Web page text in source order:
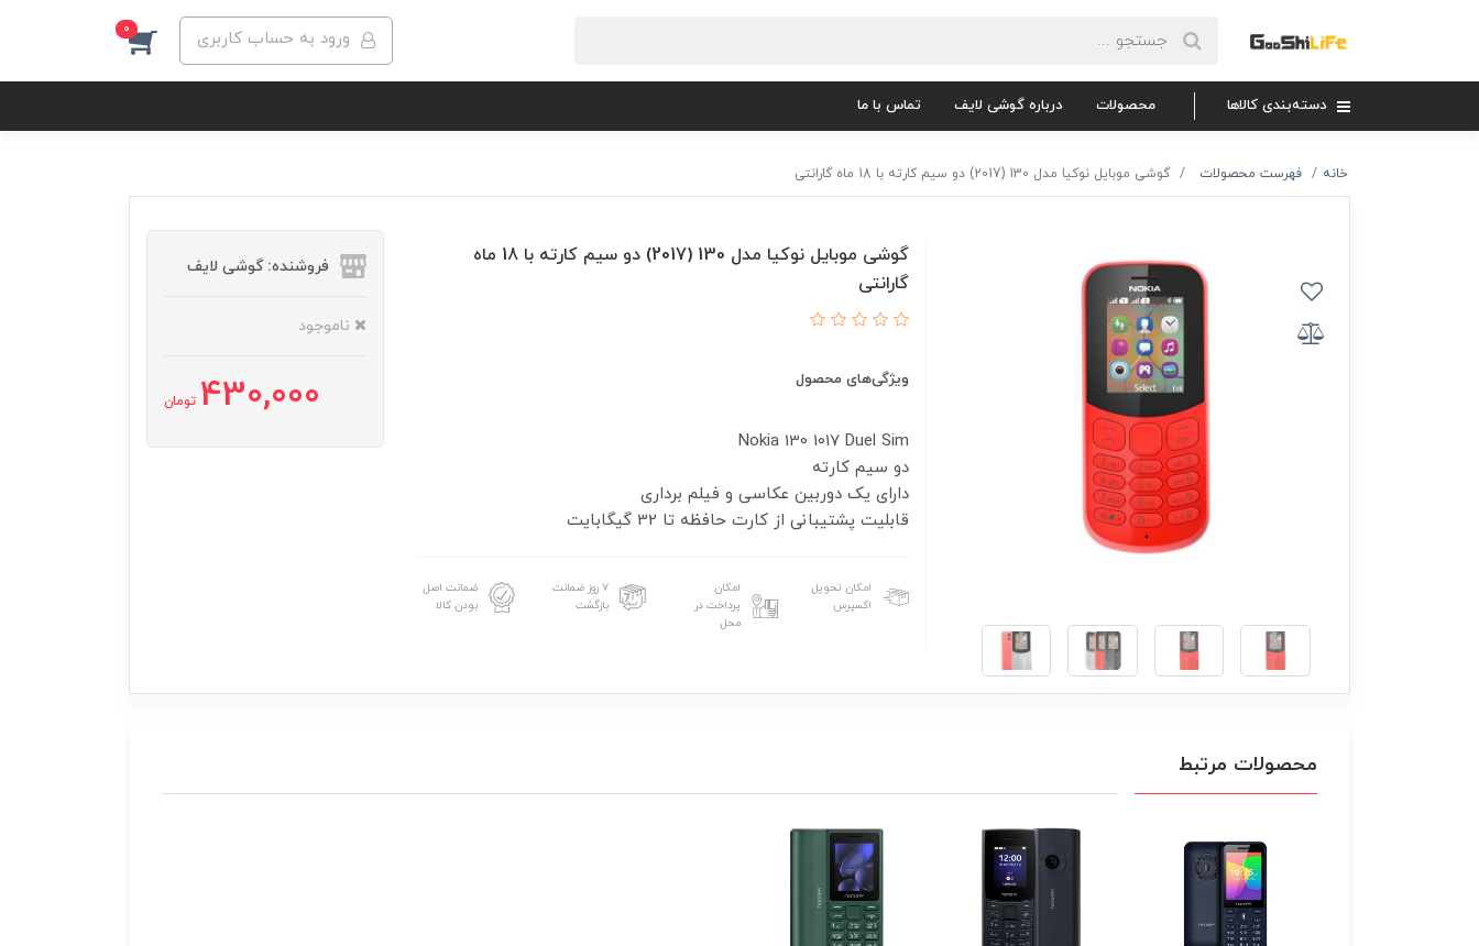
ورود به حساب کاربری 0
دسته‌بندی کالاها محصولات درباره گوشی لایف تماس با ما
خانه فهرست محصولات گوشی موبایل نوکیا مدل 130 (2017) دو سیم کارته با 18 ماه گارانتی
گوشی موبایل نوکیا مدل 130 (2017) دو سیم کارته با 18 ماه
گارانتی
ویژگی‌های محصول
قابلیت پشتیبانی از کارت حافظه تا 32 گیگابایت
امکان تحویل
اکسپرس
امکان
پرداخت در
محل
۷ روز ضمانت
بازگشت
ضمانت اصل
بودن کالا
فروشنده: گوشی لایف
ناموجود
430,000 تومان
محصولات مرتبط